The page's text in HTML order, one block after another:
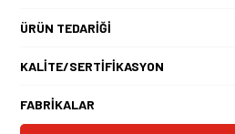
ÜRÜN TEDARİĞİ
KALİTE/SERTİFİKASYON
FABRİKALAR